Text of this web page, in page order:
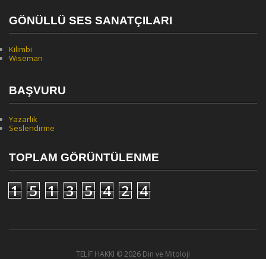
GÖNÜLLÜ SES SANATÇILARI
Kilimbi
Wiseman
BAŞVURU
Yazarlık
Seslendirme
TOPLAM GÖRÜNTÜLENME
1 5 1 3 5 4 2 4
TELİF HAKKI ©2026 Din ve Mitoloji